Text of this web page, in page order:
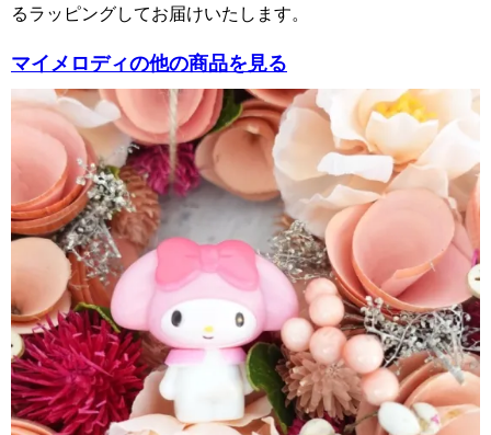
るラッピングしてお届けいたします。
マイメロディの他の商品を見る